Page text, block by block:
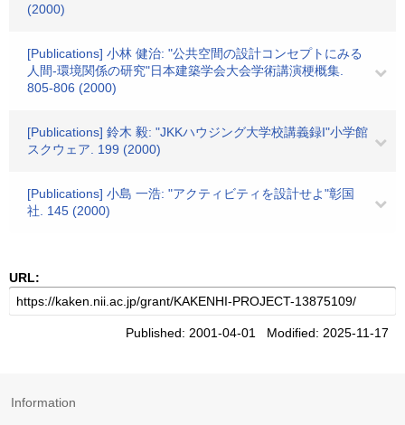
(2000)
[Publications] 小林 健治: "公共空間の設計コンセプトにみる
人間-環境関係の研究"日本建築学会大会学術講演梗概集.
805-806 (2000)
[Publications] 鈴木 毅: "JKKハウジング大学校講義録I"小学館
スクウェア. 199 (2000)
[Publications] 小島 一浩: "アクティビティを設計せよ"彰国
社. 145 (2000)
URL:
Published: 2001-04-01 Modified: 2025-11-17
Information